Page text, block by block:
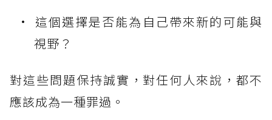
這個選擇是否能為自己帶來新的可能與
視野？
對這些問題保持誠實，對任何人來說，都不
應該成為一種罪過。